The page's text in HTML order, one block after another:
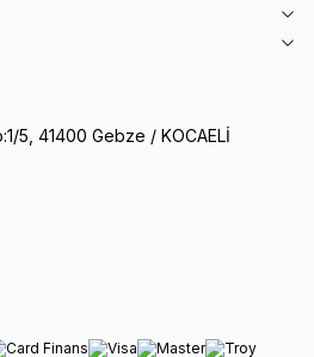
5, 41400 Gebze / KOCAELİ